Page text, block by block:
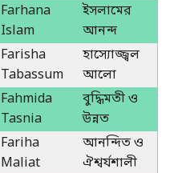
Farhana
Islam
ইসলামের
আনন্দ
Farisha
Tabassum
হাস্যোজ্জ্বল
আলো
Fahmida
Tasnia
বুদ্ধিমতী ও
উন্নত
Fariha
Maliat
আনন্দিত ও
ঐশ্বর্যশালী